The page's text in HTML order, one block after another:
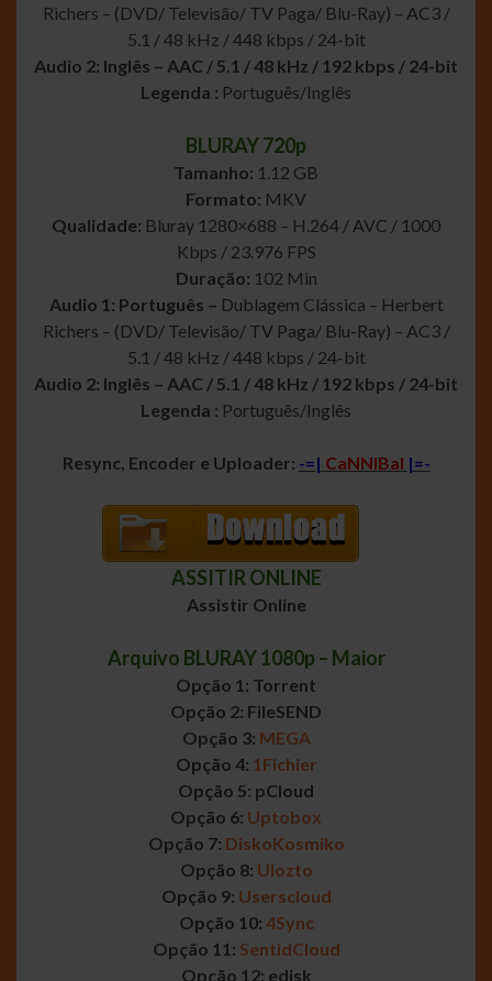
Richers – (DVD/ Televisão/ TV Paga/ Blu-Ray) – AC3 /
5.1 / 48 kHz / 448 kbps / 24-bit
Audio 2: Inglês – AAC / 5.1 / 48 kHz / 192 kbps / 24-bit
Legenda : Português/Inglês
BLURAY 720p
Tamanho: 1.12 GB
Formato: MKV
Qualidade: Bluray 1280×688 – H.264 / AVC / 1000
Kbps / 23.976 FPS
Duração: 102 Min
Audio 1: Português – Dublagem Clássica – Herbert
Richers – (DVD/ Televisão/ TV Paga/ Blu-Ray) – AC3 /
5.1 / 48 kHz / 448 kbps / 24-bit
Audio 2: Inglês – AAC / 5.1 / 48 kHz / 192 kbps / 24-bit
Legenda : Português/Inglês
Resync, Encoder e Uploader: -=| CaNNIBal |=-
ASSITIR ONLINE
Assistir Online
Arquivo BLURAY 1080p – Maior
Opção 1: Torrent
Opção 2: FileSEND
Opção 3: MEGA
Opção 4: 1Fichier
Opção 5: pCloud
Opção 6: Uptobox
Opção 7: DiskoKosmiko
Opção 8: Ulozto
Opção 9: Userscloud
Opção 10: 4Sync
Opção 11: SentidCloud
Opção 12: edisk